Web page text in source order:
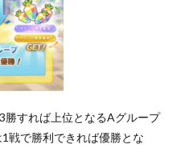
勝すれば上位となるAグループ
戦で勝利できれば優勝とな